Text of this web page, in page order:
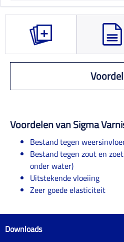
Voordelen van Sigma
Bestand tegen
Bestand tegen zout en
onder water)
Uitstekende vloeiing
Zeer goede elasticiteit
Downloads